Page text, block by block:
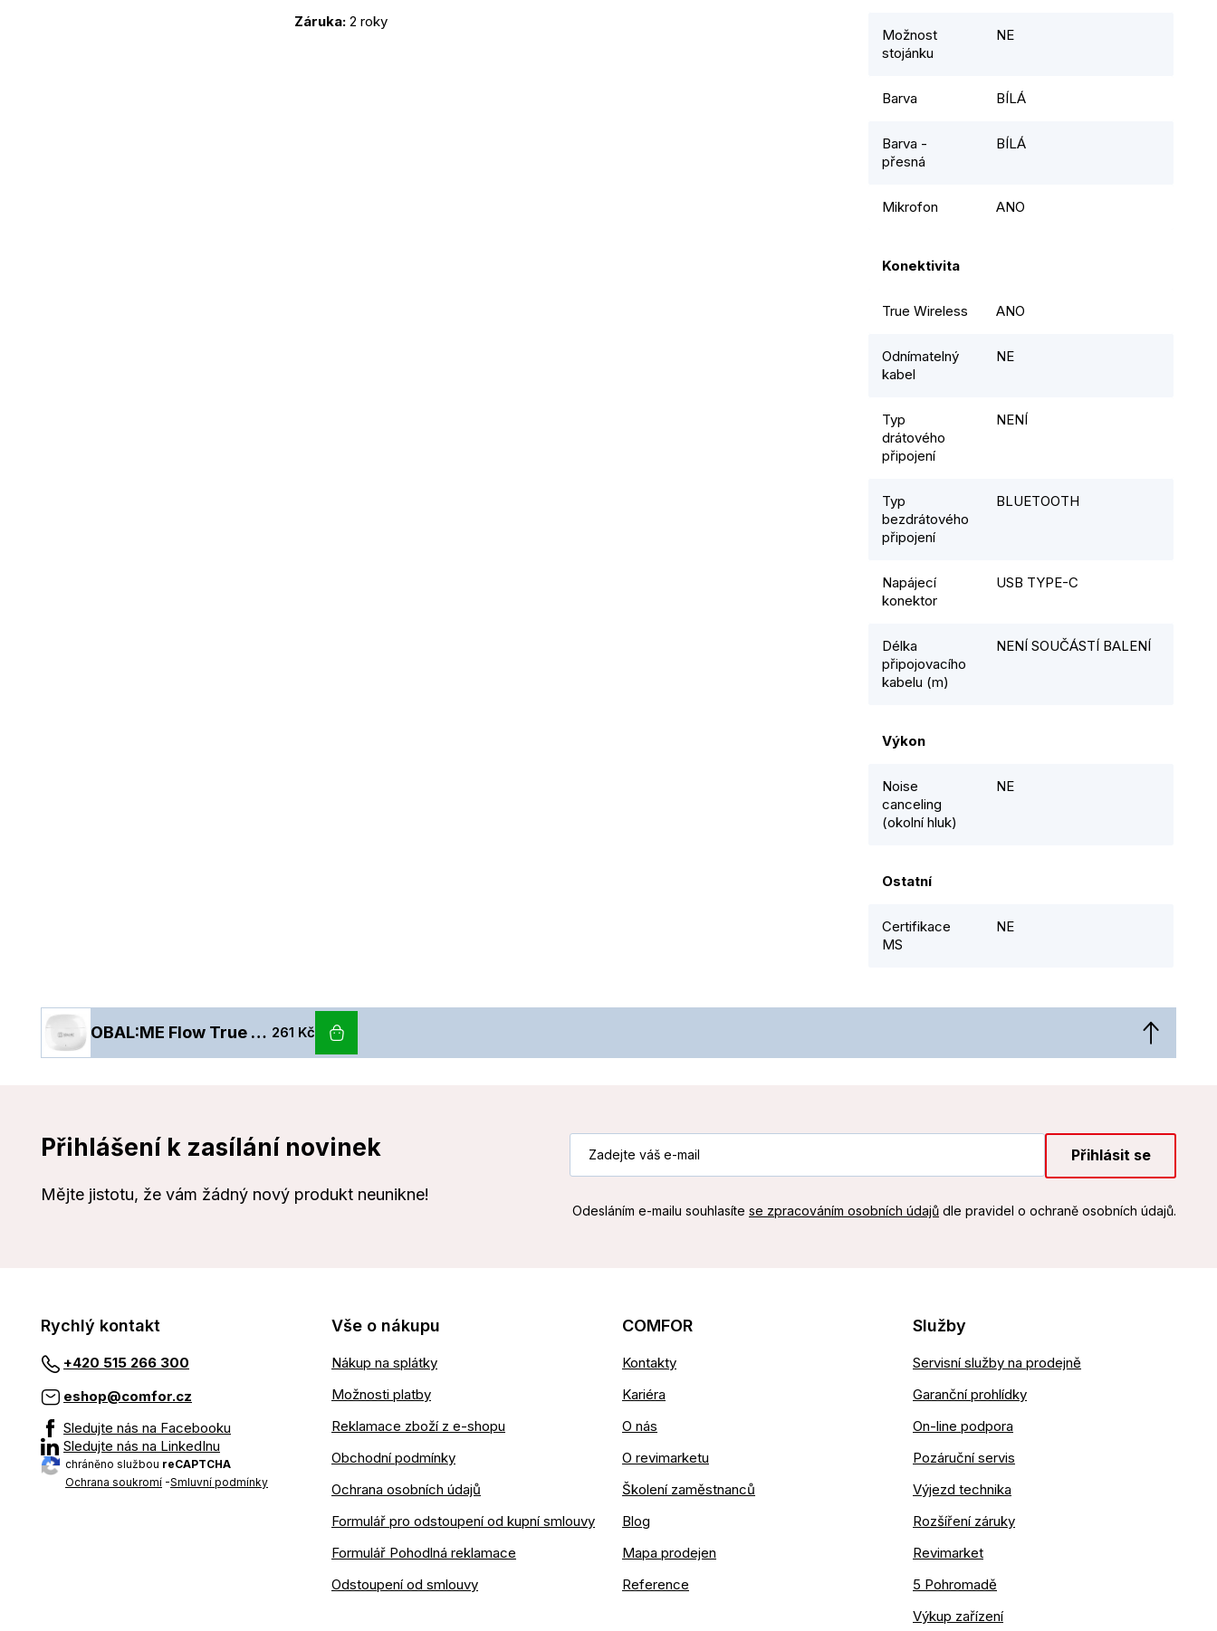
Záruka: 2 roky
Možnost
stojánku
NE
Barva BÍLÁ
Barva -
přesná
BÍLÁ
Mikrofon ANO
Konektivita
True Wireless ANO
Odnímatelný
kabel
NE
Typ
drátového
připojení
NENÍ
Typ
bezdrátového
připojení
BLUETOOTH
Napájecí
konektor
USB TYPE-C
Délka
připojovacího
kabelu (m)
NENÍ SOUČÁSTÍ BALENÍ
Výkon
Noise
canceling
(okolní hluk)
NE
Ostatní
Certifikace
MS
NE
OBAL:ME Flow True Wireless EarBuds White 261 Kč
Přihlášení k zasílání novinek
Mějte jistotu, že vám žádný nový produkt neunikne!
Přihlásit se
Odesláním e-mailu souhlasíte se zpracováním osobních údajůdle pravidel o ochraně osobních údajů.
Rychlý kontakt
+420 515 266 300
eshop@comfor.cz
Sledujte nás na Facebooku
Sledujte nás na LinkedInu
chráněno službou reCAPTCHA
Ochrana soukromí -Smluvní podmínky
Vše o nákupu
Nákup na splátky
Možnosti platby
Reklamace zboží z e-shopu
Obchodní podmínky
Ochrana osobních údajů
Formulář pro odstoupení od kupní smlouvy
Formulář Pohodlná reklamace
Odstoupení od smlouvy
COMFOR
Kontakty
Kariéra
O nás
O revimarketu
Školení zaměstnanců
Blog
Mapa prodejen
Reference
Služby
Servisní služby na prodejně
Garanční prohlídky
On-line podpora
Pozáruční servis
Výjezd technika
Rozšíření záruky
Revimarket
5 Pohromadě
Výkup zařízení